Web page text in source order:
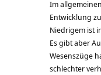
Im
Entwicklung
Niedrigem ist
Es gibt aber
Wesenszüge
schlechter